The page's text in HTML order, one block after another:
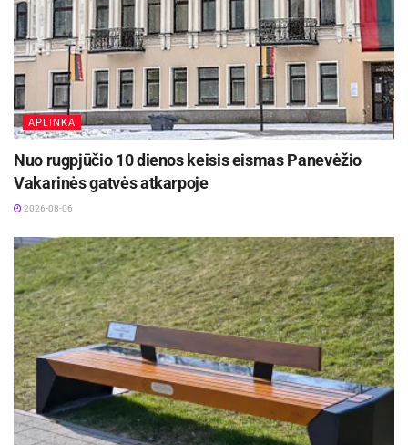
APLINKA
Nuo rugpjūčio 10 dienos keisis eismas Panevėžio
Vakarinės gatvės atkarpoje
2026-08-06